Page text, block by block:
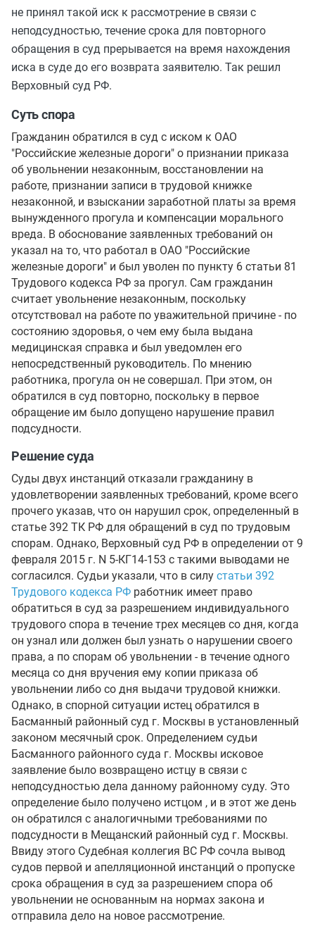
не принял такой иск к рассмотрение в связи с
неподсудностью, течение срока для повторного
обращения в суд прерывается на время нахождения
иска в суде до его возврата заявителю. Так решил
Верховный суд РФ.
Суть спора
Гражданин обратился в суд с иском к ОАО
"Российские железные дороги" о признании приказа
об увольнении незаконным, восстановлении на
работе, признании записи в трудовой книжке
незаконной, и взыскании заработной платы за время
вынужденного прогула и компенсации морального
вреда. В обоснование заявленных требований он
указал на то, что работал в ОАО "Российские
железные дороги" и был уволен по пункту 6 статьи 81
Трудового кодекса РФ за прогул. Сам гражданин
считает увольнение незаконным, поскольку
отсутствовал на работе по уважительной причине - по
состоянию здоровья, о чем ему была выдана
медицинская справка и был уведомлен его
непосредственный руководитель. По мнению
работника, прогула он не совершал. При этом, он
обратился в суд повторно, поскольку в первое
обращение им было допущено нарушение правил
подсудности.
Решение суда
Суды двух инстанций отказали гражданину в
удовлетворении заявленных требований, кроме всего
прочего указав, что он нарушил срок, определенный в
статье 392 ТК РФ для обращений в суд по трудовым
спорам. Однако, Верховный суд РФ в определении от 9
февраля 2015 г. N 5-КГ14-153 с такими выводами не
согласился. Судьи указали, что в силу статьи 392
Трудового кодекса РФ работник имеет право
обратиться в суд за разрешением индивидуального
трудового спора в течение трех месяцев со дня, когда
он узнал или должен был узнать о нарушении своего
права, а по спорам об увольнении - в течение одного
месяца со дня вручения ему копии приказа об
увольнении либо со дня выдачи трудовой книжки.
Однако, в спорной ситуации истец обратился в
Басманный районный суд г. Москвы в установленный
законом месячный срок. Определением судьи
Басманного районного суда г. Москвы исковое
заявление было возвращено истцу в связи с
неподсудностью дела данному районному суду. Это
определение было получено истцом , и в этот же день
он обратился с аналогичными требованиями по
подсудности в Мещанский районный суд г. Москвы.
Ввиду этого Судебная коллегия ВС РФ сочла вывод
судов первой и апелляционной инстанций о пропуске
срока обращения в суд за разрешением спора об
увольнении не основанным на нормах закона и
отправила дело на новое рассмотрение.